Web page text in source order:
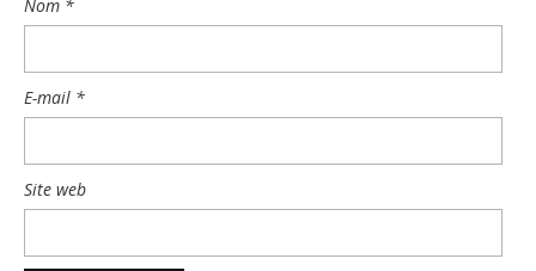
Nom *
E-mail *
Site web